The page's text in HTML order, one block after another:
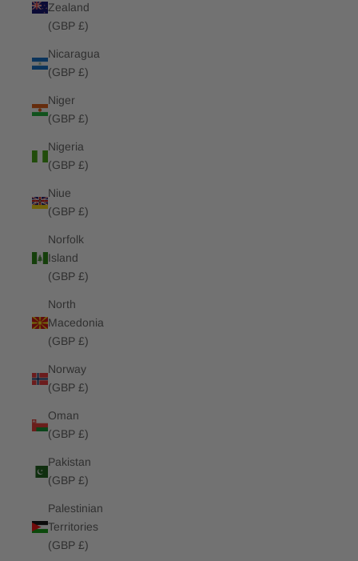
Zealand
(GBP £)
Nicaragua
(GBP £)
Niger
(GBP £)
Nigeria
(GBP £)
Niue
(GBP £)
Norfolk
Island
(GBP £)
North
Macedonia
(GBP £)
Norway
(GBP £)
Oman
(GBP £)
Pakistan
(GBP £)
Palestinian
Territories
(GBP £)